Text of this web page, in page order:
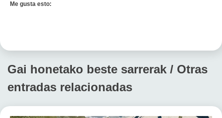
Me gusta esto:
Gai honetako beste sarrerak / Otras
entradas relacionadas